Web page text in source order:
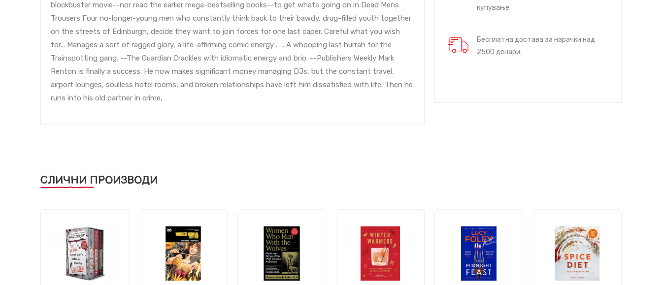
blockbuster movie--nor read the earlier mega-bestselling books--to get whats going on in Dead Mens
Trousers Four no-longer-young men who constantly think back to their bawdy, drug-filled youth together
on the streets of Edinburgh, decide they want to join forces for one last caper. Careful what you wish
for... Manages a sort of ragged glory, a life-affirming comic energy . . . A whooping last hurrah for the
Trainspotting gang. --The Guardian Crackles with idiomatic energy and brio. --Publishers Weekly Mark
Renton is finally a success. He now makes significant money managing DJs, but the constant travel,
airport lounges, soulless hotel rooms, and broken relationships have left him dissatisfied with life. Then he
runs into his old partner in crime,
купување.
Бесплатна достава за нарачки над
2500 денари.
СЛИЧНИ ПРОИЗВОДИ